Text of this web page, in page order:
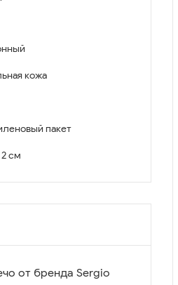
кожа
пакет
2 см
от бренда Sergio